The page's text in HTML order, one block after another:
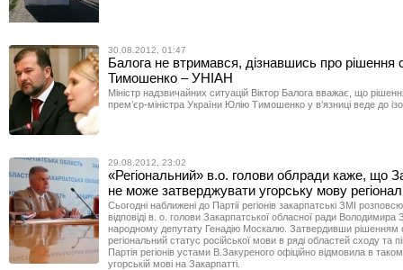
30.08.2012, 01:47
Балога не втримався, дізнавшись про
Тимошенко – УНІАН
Міністр надзвичайних ситуацій Віктор Балога вважає, що
прем’єр-міністра України Юлію Тимошенко у в’язниці веде до
29.08.2012, 23:02
«Регіональний» в.о. голови облради каже, що
не може затверджувати угорську мову
Сьогодні наближені до Партії регіонів закарпатські ЗМІ
відповіді в. о. голови Закарпатської обласної ради Володимира
народному депутату Генадію Москалю. Затвердивши рішенням
регіональний статус російської мови в ряді областей сходу та
Партія регіонів устами В.Закуреного офіційно відмовила в
угорській мові на Закарпатті.